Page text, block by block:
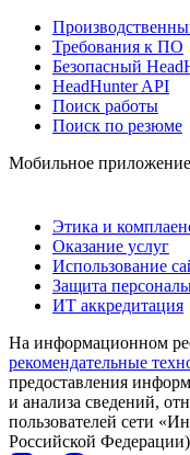
Требования к ПО
Безопасный
HeadHunter API
Поиск работы
Поиск по резюме
Мобильное приложение
Этика и
Оказание услуг
Использование
Защита
ИТ аккредитация
На информационном
рекомендательные
предоставления
и анализа сведений,
пользователей сети
Российской Федерации)